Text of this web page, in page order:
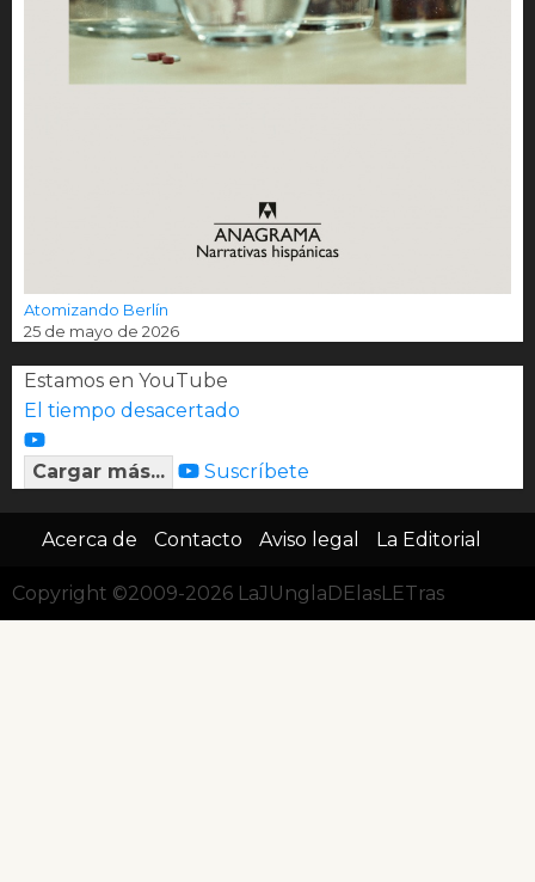
Atomizando Berlín
25 de mayo de 2026
Estamos en YouTube
El tiempo desacertado
Cargar más... Suscríbete
Acerca de Contacto Aviso legal La Editorial
Copyright ©2009-2026 LaJUnglaDElasLETras